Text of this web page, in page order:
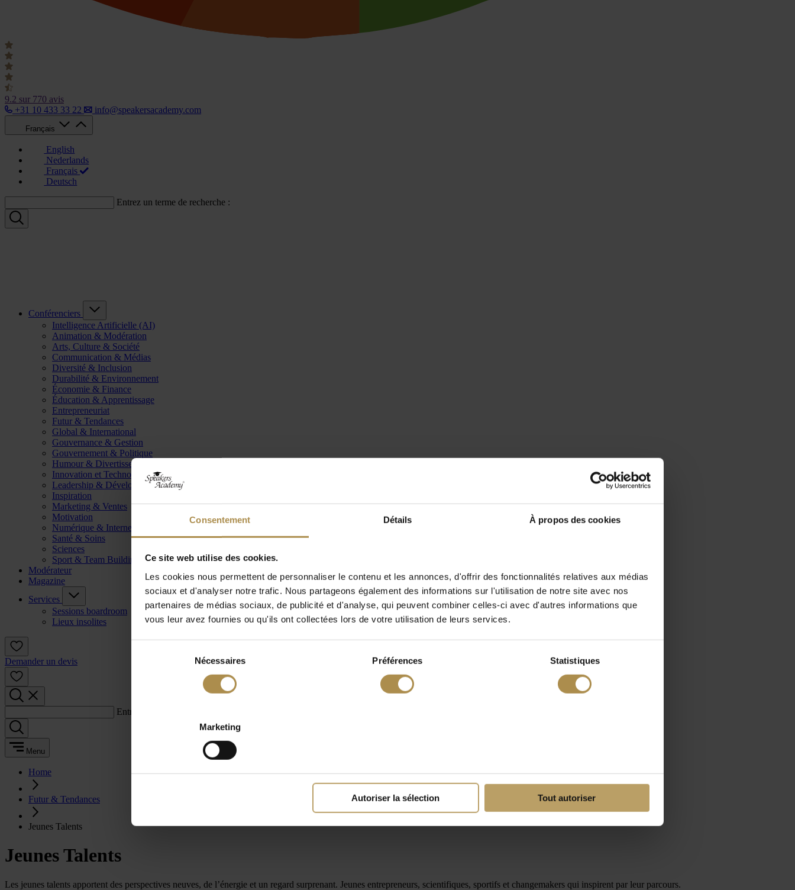
Consentement Détails À propos des cookies
Ce site web utilise des cookies.
Les cookies nous permettent de personnaliser le contenu et les annonces, d'offrir des fonctionnalités relatives aux médias
sociaux et d'analyser notre trafic. Nous partageons également des informations sur l'utilisation de notre site avec nos
partenaires de médias sociaux, de publicité et d'analyse, qui peuvent combiner celles-ci avec d'autres informations que
vous leur avez fournies ou qu'ils ont collectées lors de votre utilisation de leurs services.
Nécessaires Préférences Statistiques
Marketing
Autoriser la sélection Tout autoriser
9.2 sur 770 avis
+31 10 433 33 22
info@speakersacademy.com
Français
English
Nederlands
Français
Deutsch
Entrez un terme de recherche :
Conférenciers
Intelligence Artificielle (AI)
Animation & Modération
Arts, Culture & Société
Communication & Médias
Diversité & Inclusion
Durabilité & Environnement
Économie & Finance
Éducation & Apprentissage
Entrepreneuriat
Futur & Tendances
Global & International
Gouvernance & Gestion
Gouvernement & Politique
Humour & Divertissement
Innovation et Technologie
Leadership & Développement
Inspiration
Marketing & Ventes
Motivation
Numérique & Internet
Santé & Soins
Sciences
Sport & Team Building
Modérateur
Magazine
Services
Sessions boardroom
Lieux insolites
Demander un devis
Entrez un terme de recherche :
Menu
Home
Futur & Tendances
Jeunes Talents
Jeunes Talents
Les jeunes talents apportent des perspectives neuves, de l’énergie et un regard surprenant. Jeunes entrepreneurs, scientifiques, sportifs et changemakers qui inspirent par leur parcours.